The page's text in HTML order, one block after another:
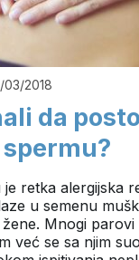
03/2018
da
retka alergijska
u semenu
Mnogi parovi
već se sa njim